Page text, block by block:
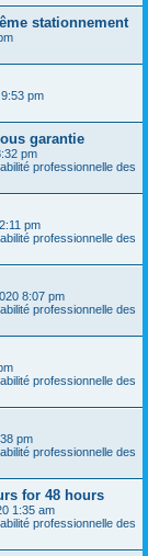
stationnement
pm
garantie
pm
professionnelle des
pm
professionnelle des
8:07 pm
professionnelle des
professionnelle des
pm
professionnelle des
for 48 hours
1:35 am
professionnelle des